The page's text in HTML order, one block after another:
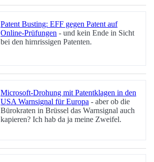
Patent Busting: EFF gegen Patent auf
Online-Prüfungen - und kein Ende in Sicht
bei den hirnrissigen Patenten.
Microsoft-Drohung mit Patentklagen in den
USA Warnsignal für Europa - aber ob die
Bürokraten in Brüssel das Warnsignal auch
kapieren? Ich hab da ja meine Zweifel.